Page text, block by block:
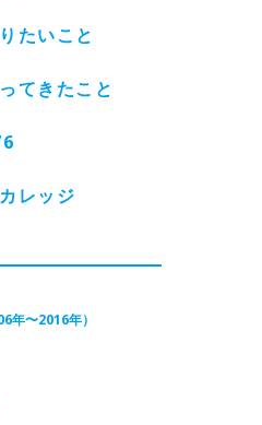
たいこと
てきたこと
レッジ
年〜2016年）